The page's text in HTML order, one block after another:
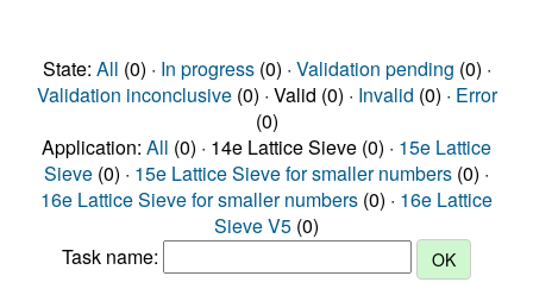
State: All (0) · In progress(0) · Validation pending (0) ·
Validation inconclusive(0) · Valid (0) · Invalid (0) · Error
(0)
Application: All (0) · 14e Lattice Sieve (0) · 15e Lattice
Sieve (0) · 15e Lattice Sieve for smaller numbers (0) ·
16e Lattice Sieve for smaller numbers (0) · 16e Lattice
Sieve V5 (0)
Task name: